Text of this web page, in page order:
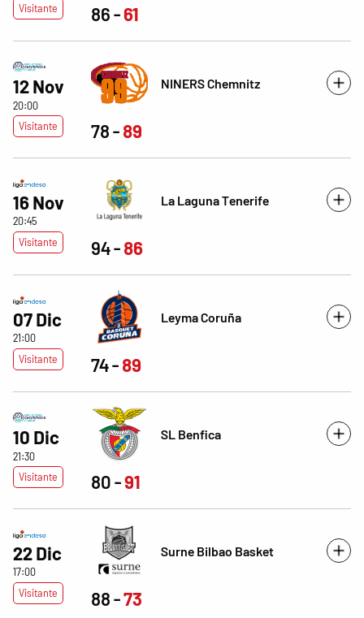
Visitante
86 61
12 Nov
20:00
Visitante
NINERS Chemnitz
78 89
16 Nov
20:45
Visitante
La Laguna Tenerife
94 86
07 Dic
21:00
Visitante
Leyma Coruña
74 89
10 Dic
21:30
Visitante
SL Benfica
80 91
22 Dic
17:00
Visitante
Surne Bilbao Basket
88 73